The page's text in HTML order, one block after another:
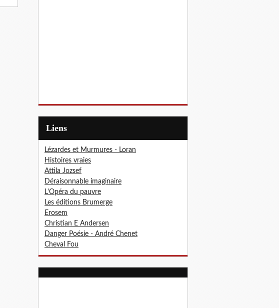
Liens
Lézardes et Murmures - Loran
Histoires vraies
Attila Jozsef
Déraisonnable imaginaire
L'Opéra du pauvre
Les éditions Brumerge
Erosem
Christian E Andersen
Danger Poésie - André Chenet
Cheval Fou